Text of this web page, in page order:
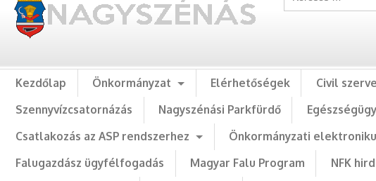
Kezdőlap Önkormányzat Elérhetőségek Civil
Szennyvízcsatornázás
Nagyszénási Parkfürdő Egészségügy
Csatlakozás az ASP rendszerhez
Önkormányzati
Falugazdász ügyfélfogadás
Magyar Falu Program NFK